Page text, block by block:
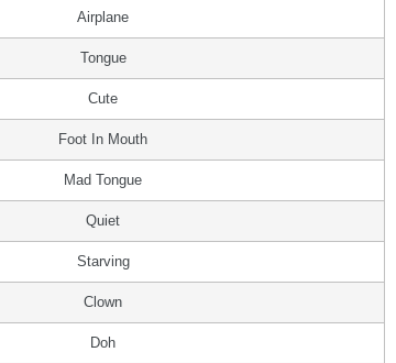
Airplane
Tongue
Cute
Foot In Mouth
Mad Tongue
Quiet
Starving
Clown
Doh